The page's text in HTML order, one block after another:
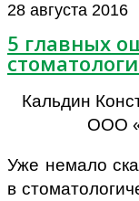
28 августа 2016
5 главных
Кальдин
ООО
Уже немало
в